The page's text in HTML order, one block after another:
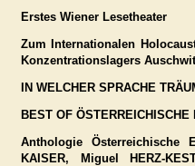
Erstes Wiener Lesetheater
Zum Internationalen
Konzentrationslagers
IN WELCHER SPRACHE
BEST OF ÖSTERREICHISCHE
Anthologie Österreichische
KAISER, Miguel HERZ-